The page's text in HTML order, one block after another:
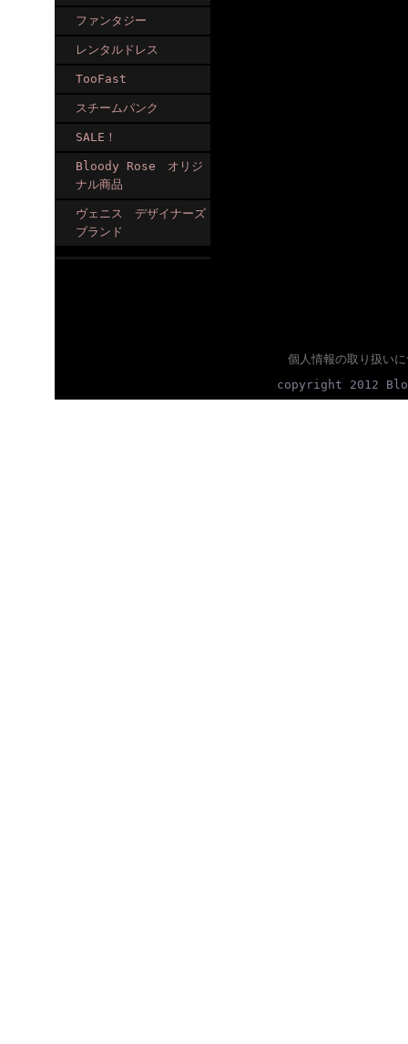
ファンタジー
レンタルドレス
TooFast
スチームパンク
SALE！
Bloody Rose オリジ
ナル商品
ヴェニス デザイナーズ
ブランド
個人情報の取り扱い
copyright 2012